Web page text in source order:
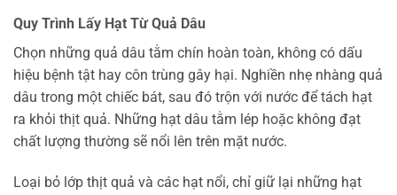
Quy Trình Lấy Hạt Từ Quả Dâu
Chọn những quả dâu tằm chín hoàn toàn, không có dấu
hiệu bệnh tật hay côn trùng gây hại. Nghiền nhẹ nhàng quả
dâu trong một chiếc bát, sau đó trộn với nước để tách hạt
ra khỏi thịt quả. Những hạt dâu tằm lép hoặc không đạt
chất lượng thường sẽ nổi lên trên mặt nước.
Loại bỏ lớp thịt quả và các hạt nổi, chỉ giữ lại những hạt